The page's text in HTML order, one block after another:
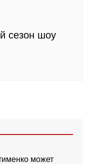
сезон шоу
может